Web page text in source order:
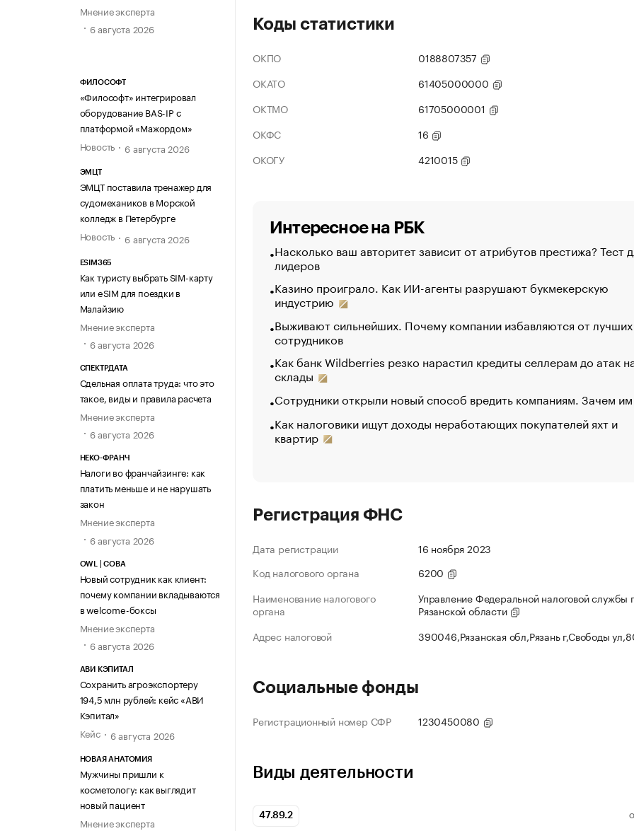
Мнение эксперта
6 августа 2026
ФИЛОСОФТ
«Философт» интегрировал
оборудование BAS-IP с
платформой «Мажордом»
Новость
6 августа 2026
ЭМЦТ
ЭМЦТ поставила тренажер для
судомехаников в Морской
колледж в Петербурге
Новость
6 августа 2026
ESIM365
Как туристу выбрать SIM-карту
или eSIM для поездки в
Малайзию
Мнение эксперта
6 августа 2026
СПЕКТРДАТА
Сдельная оплата труда: что это
такое, виды и правила расчета
Мнение эксперта
6 августа 2026
НЕКО-ФРАНЧ
Налоги во франчайзинге: как
платить меньше и не нарушать
закон
Мнение эксперта
6 августа 2026
OWL | СОВА
Новый сотрудник как клиент:
почему компании вкладываются
в welcome-боксы
Мнение эксперта
6 августа 2026
АВИ КЭПИТАЛ
Сохранить агроэкспортеру
194,5 млн рублей: кейс «АВИ
Кэпитал»
Кейс
6 августа 2026
НОВАЯ АНАТОМИЯ
Мужчины пришли к
косметологу: как выглядит
новый пациент
Мнение эксперта
Коды статистики
ОКПО
0188807357
ОКАТО
61405000000
ОКТМО
61705000001
ОКФС
16
ОКОГУ
4210015
Интересное на РБК
Насколько ваш авторитет зависит от атрибутов престижа? Тест
лидеров
Казино проиграло. Как ИИ-агенты разрушают букмекерскую
индустрию
Выживают сильнейших. Почему компании избавляются от лучших
сотрудников
Как банк Wildberries резко нарастил кредиты селлерам до атак
склады
Сотрудники открыли новый способ вредить компаниям. Зачем
Как налоговики ищут доходы неработающих покупателей яхт и
квартир
Регистрация ФНС
Дата регистрации
16 ноября 2023
Код налогового органа
6200
Наименование налогового
органа
Управление Федеральной налоговой службы
Рязанской области
Адрес налоговой
390046,Рязанская обл,Рязань г,Свободы
Социальные фонды
Регистрационный номер СФР 1230450080
Виды деятельности
47.89.2